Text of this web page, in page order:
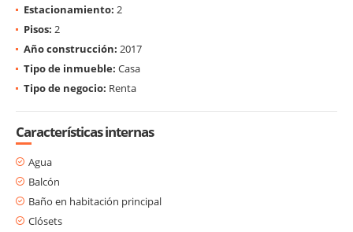
Estacionamiento: 2
Pisos: 2
Año construcción: 2017
Tipo de inmueble: Casa
Tipo de negocio: Renta
Características internas
Agua
Balcón
Baño en habitación principal
Clósets